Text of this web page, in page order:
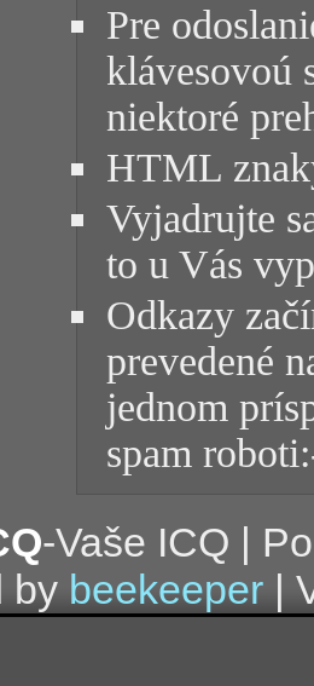
Pre
klávesovoú
niektoré
HTML
Vyjadrujte
to u Vás
Odkazy
prevedené
jednom
spam
-Vaše ICQ |
by beekeeper |